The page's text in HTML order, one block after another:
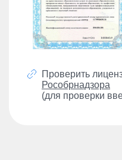
Проверить
Рособрнадзора
(для проверки